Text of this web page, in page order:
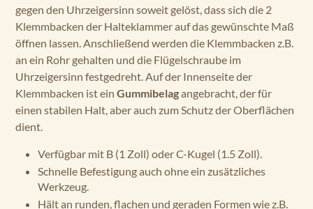
gegen den Uhrzeigersinn soweit gelöst, dass sich die 2
Klemmbacken der Halteklammer auf das gewünschte Maß
öffnen lassen. Anschließend werden die Klemmbacken z.B.
an ein Rohr gehalten und die Flügelschraube im
Uhrzeigersinn festgedreht. Auf der Innenseite der
Klemmbacken ist ein Gummibelagangebracht,der für
einen stabilen Halt, aber auch zum Schutz der Oberflächen
dient.
Verfügbar mit B (1 Zoll) oder C-Kugel (1.5 Zoll).
Schnelle Befestigung auch ohne ein zusätzliches
Werkzeug.
Hält an runden, flachen und geraden Formen wie z.B.